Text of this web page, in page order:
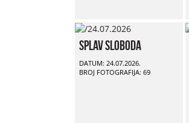
Splav Sloboda
DATUM: 24.07.2026.
BROJ FOTOGRAFIJA: 69